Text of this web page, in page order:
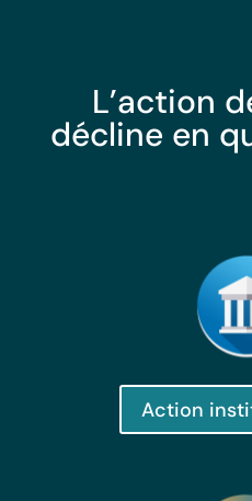
L’action
décline en
Action